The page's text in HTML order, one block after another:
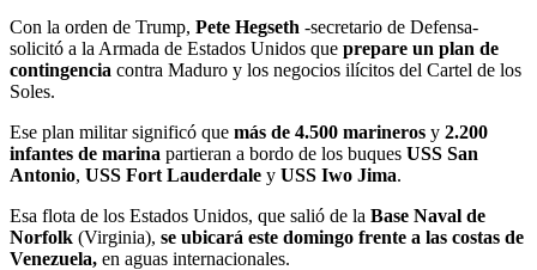
Con la orden de Trump, Pete Hegseth -secretario de Defensa-
solicitó a la Armada de Estados Unidos que prepare un plan de
contingencia contra Maduro y los negocios ilícitos del Cartel de los
Soles.
Ese plan militar significó que más de 4.500 marineros y 2.200
infantes de marina partieran a bordo de los buques USS San
Antonio, USS Fort Lauderdale y USS Iwo Jima.
Esa flota de los Estados Unidos, que salió de la Base Naval de
Norfolk (Virginia), se ubicará este domingo frente a las costas de
Venezuela, en aguas internacionales.